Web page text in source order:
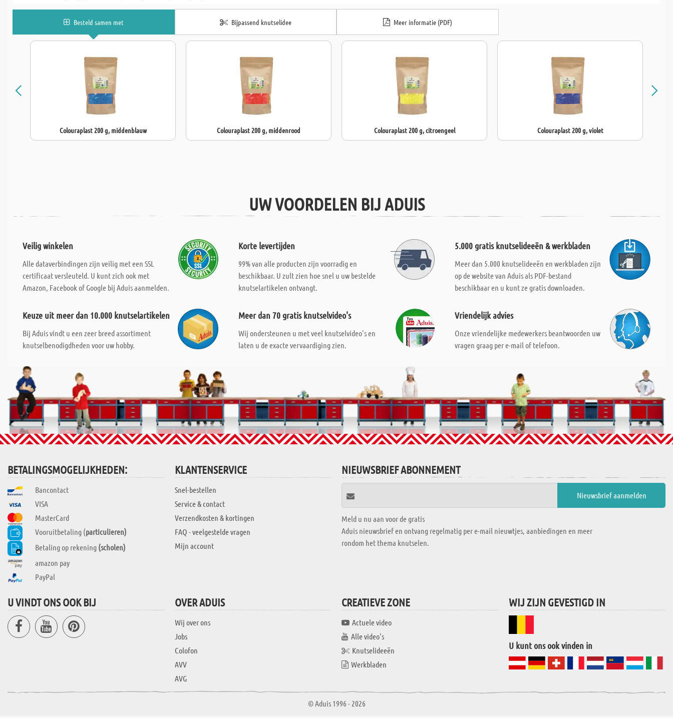
Besteld samen met Bijpassend knutselidee Meer informatie (PDF)
Colouraplast 200 g, middenblauw Colouraplast 200 g, middenrood Colouraplast 200 g, citroengeel Colouraplast 200 g, violet
UW VOORDELEN BIJ ADUIS
Veilig winkelen
Alle dataverbindingen zijn veilig met een SSL
certificaat versleuteld. U kunt zich ook met
Amazon, Facebook of Google bij Aduis aanmelden.
Korte levertijden
99% van alle producten zijn voorradig en
beschikbaar. U zult zien hoe snel u uw bestelde
knutselartikelen ontvangt.
5.000 gratis knutselideeën & werkbladen
Meer dan 5.000 knutselideeën en werkbladen zijn
op de website van Aduis als PDF-bestand
beschikbaar en u kunt ze gratis downloaden.
Keuze uit meer dan 10.000 knutselartikelen
Bij Aduis vindt u een zeer breed assortiment
knutselbenodigdheden voor uw hobby.
Meer dan 70 gratis knutselvideo's
Wij ondersteunen u met veel knutselvideo's en
laten u de exacte vervaardiging zien.
Vriendelijk advies
Onze vriendelijke medewerkers beantwoorden uw
vragen graag per e-mail of telefoon.
BETALINGSMOGELIJKHEDEN:
Bancontact
VISA
MasterCard
Vooruitbetaling (particulieren)
Betaling op rekening (scholen)
amazon pay
PayPal
KLANTENSERVICE
Snel-bestellen
Service & contact
Verzendkosten & kortingen
FAQ - veelgestelde vragen
Mijn account
NIEUWSBRIEF ABONNEMENT
Meld u nu aan voor de gratis
Aduis nieuwsbrief en ontvang regelmatig per e-mail nieuwtjes, aanbiedingen en meer
rondom het thema knutselen.
U VINDT ONS OOK BIJ OVER ADUIS
Wij over ons
Jobs
Colofon
AVV
AVG
CREATIEVE ZONE
Actuele video
Alle video's
Knutselideeën
Werkbladen
WIJ ZIJN GEVESTIGD IN
U kunt ons ook vinden in
© Aduis 1996 - 2026